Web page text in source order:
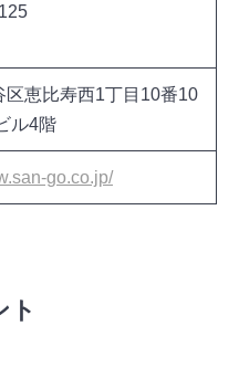
区恵比寿西1丁目10番10
ル4階
go.co.jp/
ト